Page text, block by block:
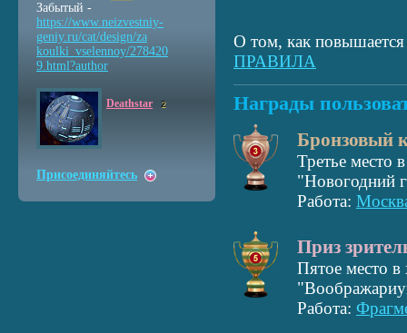
О том, как повышается
ПРАВИЛА
Награды
Бронзовый
Третье место
"Новогодний
Работа:
Приз
Пятое место в
Работа:
Забытый -
https://www.neizvestniy-
geniy.ru/cat/design/za
koulki_vselennoy/278420
9.html?author
Deathstar 2
Присоединяйтесь